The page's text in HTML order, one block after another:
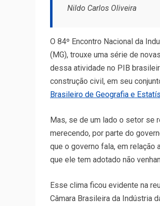
Nildo Carlos Oliveira
O 84º Encontro Nacional da
(MG), trouxe uma série de
dessa atividade no PIB
construção civil, em seu
Brasileiro de Geografia e
Mas, se de um lado o setor se
merecendo, por parte do
que o governo fala, em
que ele tem adotado não
Esse clima ficou evidente na
Câmara Brasileira da Indústria